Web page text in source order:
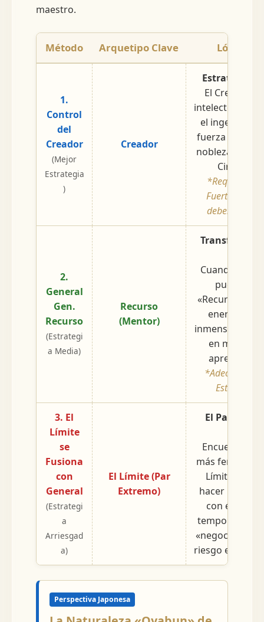
maestro.
Método Arquetipo Clave Lógica
1.
Control
del
Creador
(Mejor
Estrategia
)
Creador
Estrategia
El Creador
intelecto y la
el ingenio
fuerza pura
nobleza (ej.
Cirujanos
*Requisito: El
Fuerte;
deben estar
2.
General
Gen.
Recurso
(Estrategi
a Media)
Recurso
(Mentor)
Transformar
Cuando el Yo
puede
«Recurso»
energía.
inmensa
en
*Adecuado
Estrategas,
3. El
Límite
se
Fusiona
con
General
(Estrategi
a
Arriesgad
a)
El Límite (Par
Extremo)
El Pacto del
Encuentre
más feroz que
Límite /
hacer un
con él.
temporal, es
«negociar
riesgo
Perspectiva Japonesa